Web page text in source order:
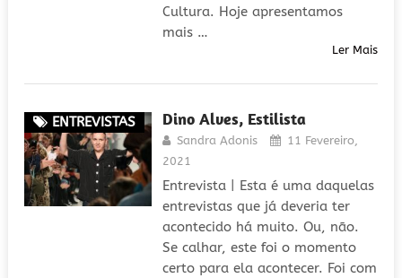
Cultura. Hoje apresentamos
mais …
Ler Mais
ENTREVISTAS Dino Alves, Estilista
Sandra Adonis
11 Fevereiro,
2021
Entrevista | Esta é uma daquelas
entrevistas que já deveria ter
acontecido há muito. Ou, não.
Se calhar, este foi o momento
certo para ela acontecer. Foi com